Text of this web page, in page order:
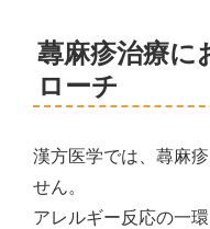
蕁麻疹治療に
ローチ
漢方医学では、蕁麻
せん。
アレルギー反応の一